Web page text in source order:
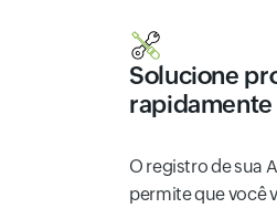
Solucione
rapidamente
O registro de sua
permite que você